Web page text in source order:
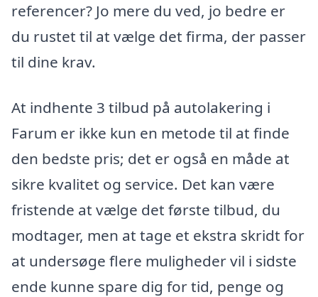
referencer? Jo mere du ved, jo bedre er
du rustet til at vælge det firma, der passer
til dine krav.
At indhente 3 tilbud på autolakering i
Farum er ikke kun en metode til at finde
den bedste pris; det er også en måde at
sikre kvalitet og service. Det kan være
fristende at vælge det første tilbud, du
modtager, men at tage et ekstra skridt for
at undersøge flere muligheder vil i sidste
ende kunne spare dig for tid, penge og